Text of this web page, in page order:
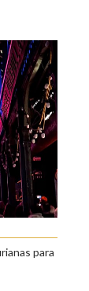
para